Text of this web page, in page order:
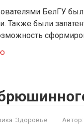
БелГУ
Также были
Здоровье Автор: